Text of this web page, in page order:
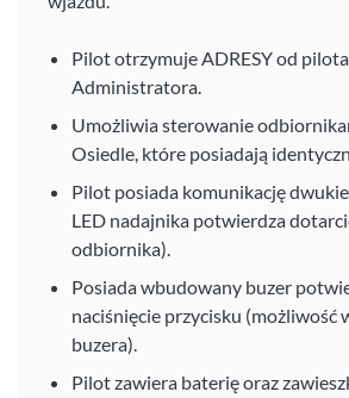
Pilot otrzymuje ADRESY od
Administratora.
Umożliwia sterowanie
Osiedle, które posiadają
Pilot posiada komunikację
LED nadajnika potwierdza
odbiornika).
Posiada wbudowany buzer
naciśnięcie przycisku (możliwość
buzera).
Pilot zawiera baterię oraz